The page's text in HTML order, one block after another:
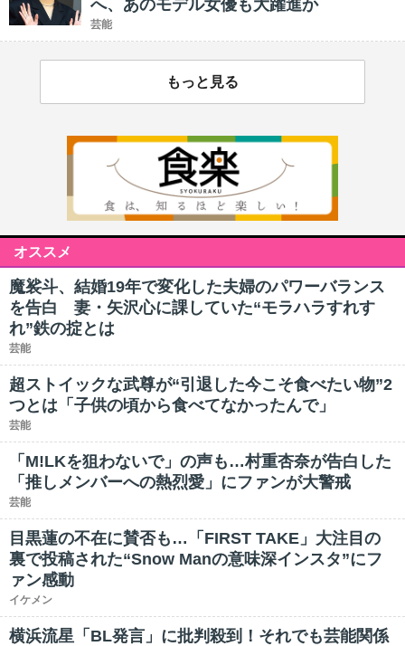
へ、あのモデル女優も大躍進か
芸能
もっと見る
オススメ
魔裟斗、結婚19年で変化した夫婦のパワーバランス
を告白 妻・矢沢心に課していた“モラハラすれす
れ”鉄の掟とは
芸能
超ストイックな武尊が“引退した今こそ食べたい物”2
つとは「子供の頃から食べてなかったんで」
芸能
「M!LKを狙わないで」の声も…村重杏奈が告白した
「推しメンバーへの熱烈愛」にファンが大警戒
芸能
目黒蓮の不在に賛否も…「FIRST TAKE」大注目の
裏で投稿された“Snow Manの意味深インスタ”にフ
ァン感動
イケメン
横浜流星「BL発言」に批判殺到！それでも芸能関係